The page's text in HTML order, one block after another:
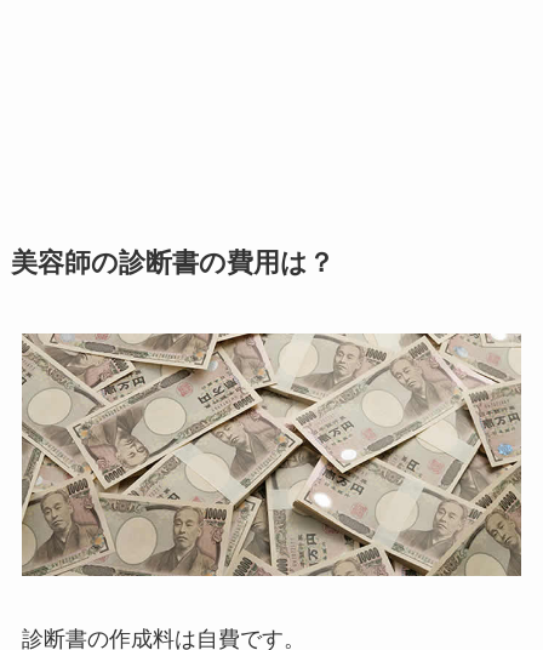
美容師の診断書の費用は？
診断書の作成料は自費です。